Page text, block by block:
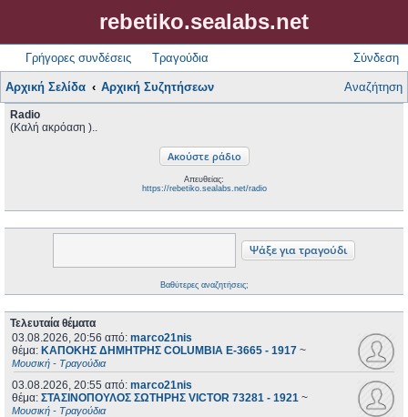
rebetiko.sealabs.net
Γρήγορες συνδέσεις Τραγούδια Σύνδεση
Αρχική Σελίδα Αρχική Συζητήσεων Αναζήτηση
Radio
(Καλή ακρόαση )..
Απευθείας:
https://rebetiko.sealabs.net/radio
Βαθύτερες αναζητήσεις;
Τελευταία θέματα
03.08.2026, 20:56 από: marco21nis
θέμα: ΚΑΠΟΚΗΣ ΔΗΜΗΤΡΗΣ COLUMBIA E-3665 - 1917 ~
Μουσική - Τραγούδια
03.08.2026, 20:55 από: marco21nis
θέμα: ΣΤΑΣΙΝΟΠΟΥΛΟΣ ΣΩΤΗΡΗΣ VICTOR 73281 - 1921 ~
Μουσική - Τραγούδια